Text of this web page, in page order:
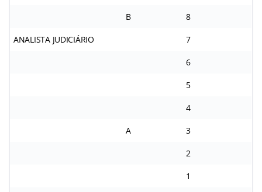
B 8
ANALISTA JUDICIÁRIO 7
6
5
4
A 3
2
1